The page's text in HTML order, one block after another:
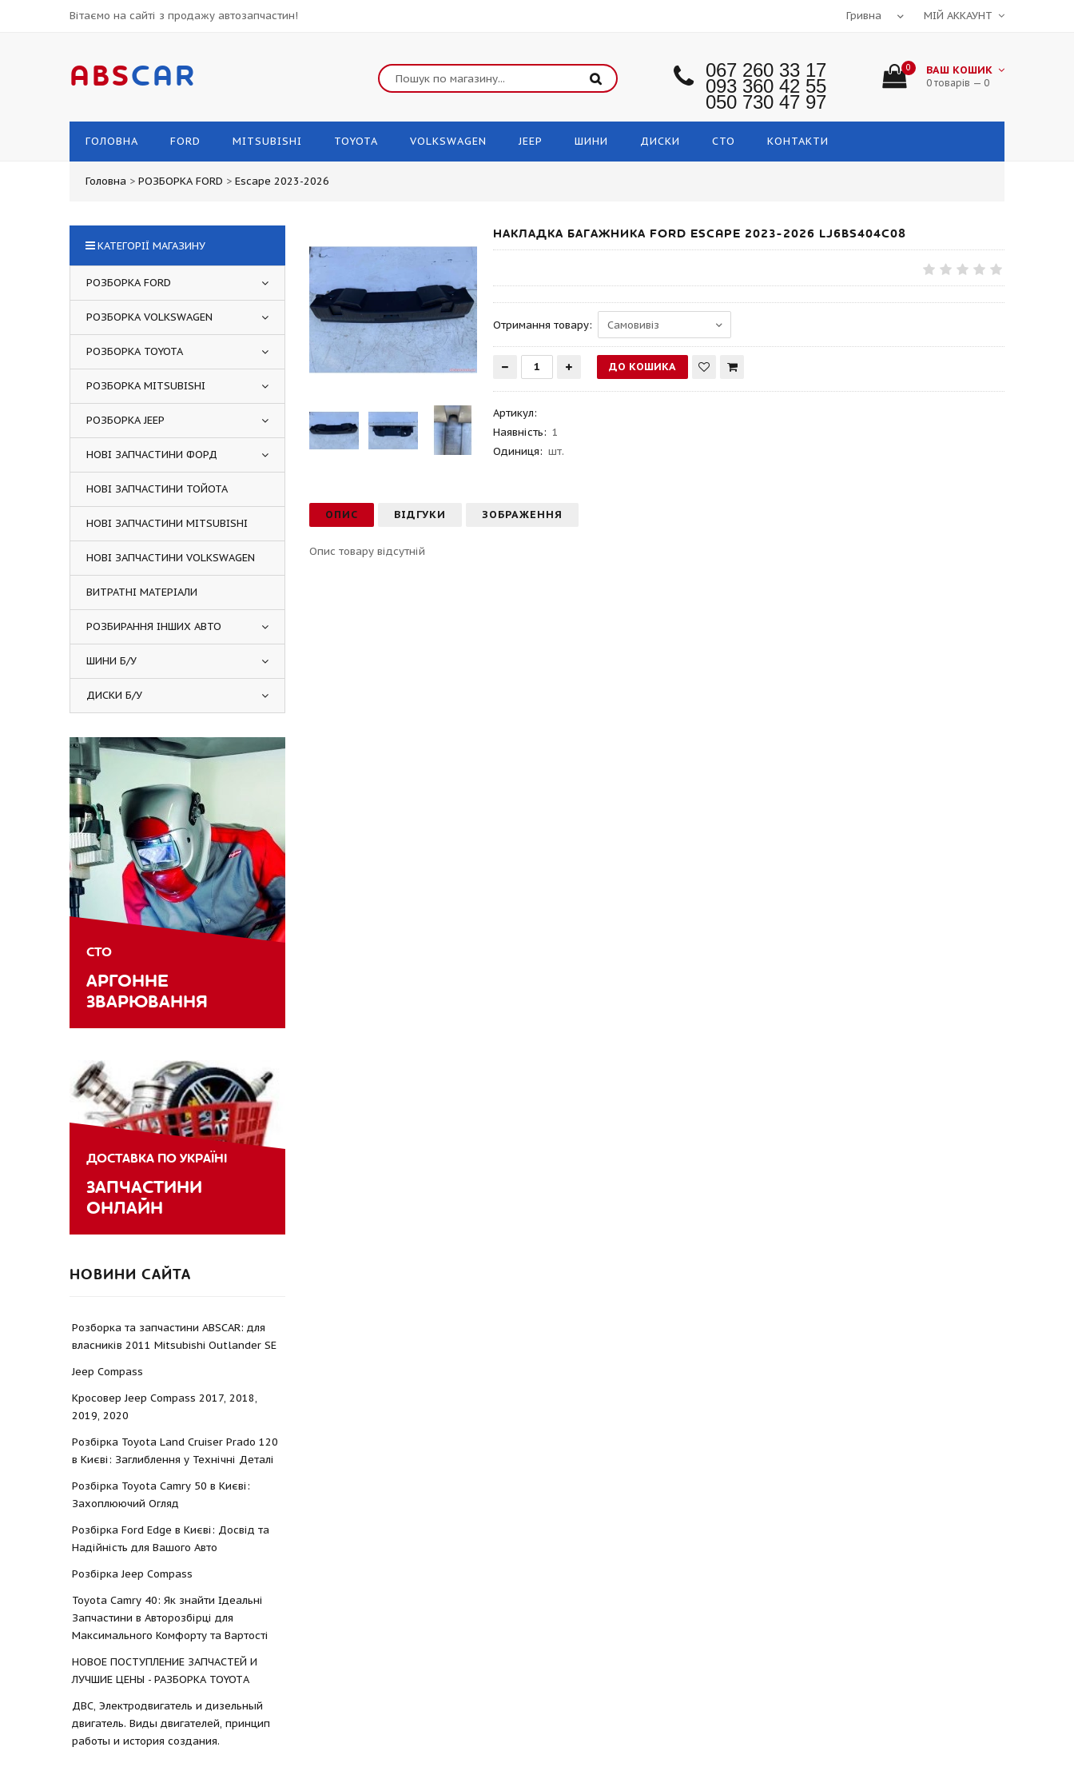
Вітаємо на сайті з продажу автозапчастин! МІЙ АККАУНТ
ABSCAR 067 260 33 17
093 360 42 55
050 730 47 97
0 ВАШ КОШИК
0 товарів — 0
ГОЛОВНА FORD MITSUBISHI TOYOTA VOLKSWAGEN JEEP ШИНИ ДИСКИ СТО КОНТАКТИ
Головна > РОЗБОРКА FORD > Escape 2023-2026
НАКЛАДКА БАГАЖНИКА FORD ESCAPE 2023-2026 LJ6BS404C08
Отримання товару:
Артикул:
Наявність: 1
Одиниця: шт.
ОПИС ВІДГУКИ ЗОБРАЖЕННЯ
Опис товару відсутній
КАТЕГОРІЇ МАГАЗИНУ
РОЗБОРКА FORD
РОЗБОРКА VOLKSWAGEN
РОЗБОРКА TOYOTA
РОЗБОРКА MITSUBISHI
РОЗБОРКА JEEP
НОВІ ЗАПЧАСТИНИ ФОРД
НОВІ ЗАПЧАСТИНИ ТОЙОТА
НОВІ ЗАПЧАСТИНИ MITSUBISHI
НОВІ ЗАПЧАСТИНИ VOLKSWAGEN
ВИТРАТНІ МАТЕРІАЛИ
РОЗБИРАННЯ ІНШИХ АВТО
ШИНИ Б/У
ДИСКИ Б/У
СТО
АРГОННЕ
ЗВАРЮВАННЯ
ДОСТАВКА ПО УКРАЇНІ
ЗАПЧАСТИНИ
ОНЛАЙН
НОВИНИ САЙТА
Розборка та запчастини ABSCAR: для
власників 2011 Mitsubishi Outlander SE
Jeep Compass
Кросовер Jeep Compass 2017, 2018,
2019, 2020
Розбірка Toyota Land Cruiser Prado 120
в Києві: Заглиблення у Технічні Деталі
Розбірка Toyota Camry 50 в Києві:
Захоплюючий Огляд
Розбірка Ford Edge в Києві: Досвід та
Надійність для Вашого Авто
Розбірка Jeep Compass
Toyota Camry 40: Як знайти Ідеальні
Запчастини в Авторозбірці для
Максимального Комфорту та Вартості
НОВОЕ ПОСТУПЛЕНИЕ ЗАПЧАСТЕЙ И
ЛУЧШИЕ ЦЕНЫ - РАЗБОРКА TOYOTА
ДВС, Электродвигатель и дизельный
двигатель. Виды двигателей, принцип
работы и история создания.